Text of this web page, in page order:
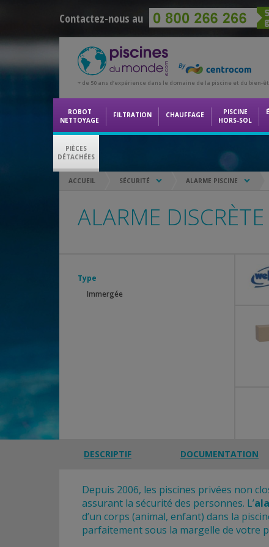
Contactez-nous au
+ de 50 ans d’expérience dans le domaine de la piscine et du bien-
ROBOT
NETTOYAGE
FILTRATION CHAUFFAGE
PISCINE
HORS-SOL
PIÈCES
DÉTACHÉES
ALARME DISCRÈTE
Type
Immergée
DESCRIPTIF DOCUMENTATION
Depuis 2006, les piscines privées non
assurant la sécurité des personnes. L’
d’un corps (animal, enfant) dans la
parfaitement sous la margelle de votre
ACCUEIL SÉCURITÉ ALARME PISCINE